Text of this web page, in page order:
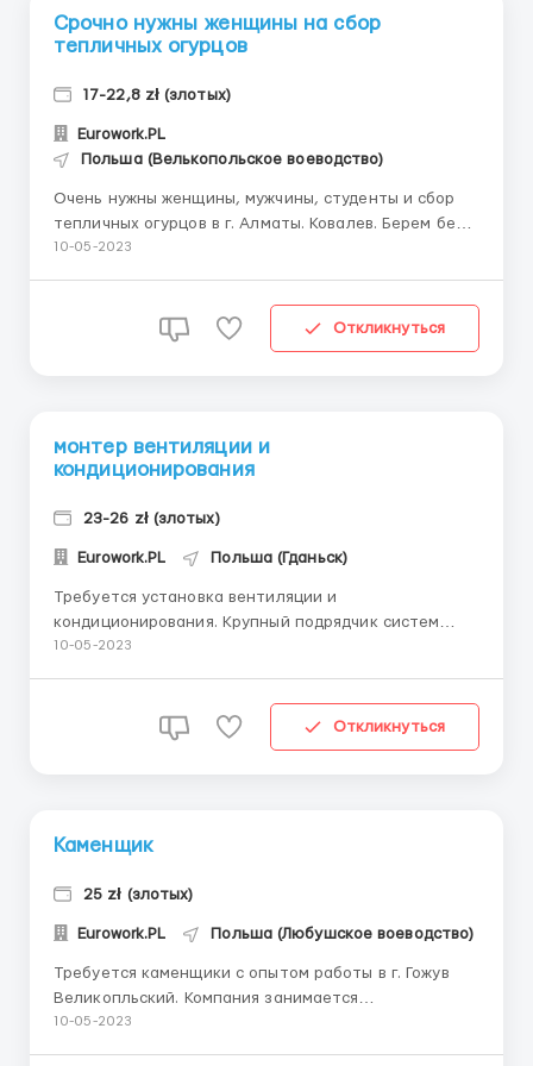
Срочно нужны женщины на сбор
тепличных огурцов
17-22,8 zł (злотых)
Eurowork.PL
Польша (Велькопольское воеводство)
Очень нужны женщины, мужчины, студенты и сбор
тепличных огурцов в г. Алматы. Ковалев. Берем без
особого труда, без знания языка. БЕСПЛАТНОЕ
через 4-6 раз Ставка 17-22,8 зл. Проживание 250
10-05-2023
Откликнуться
монтер вентиляции и
кондиционирования
23-26 zł (злотых)
Eurowork.PL Польша (Гданьск)
Требуется установка вентиляции и
кондиционирования. Крупный подрядчик систем
обнавления и нентиляции ищет монтажник в г.
выполнение заранее установленных учреждений, -
обслуживание заранее установленных у...
10-05-2023
Откликнуться
Каменщик
25 zł (злотых)
Eurowork.PL Польша (Любушское воеводство)
Требуется каменщики с опытом работы в г. Гожув
Великопльский. Компания занимается
строительством многоквартирных домов. Ставка 25
10-05-2023